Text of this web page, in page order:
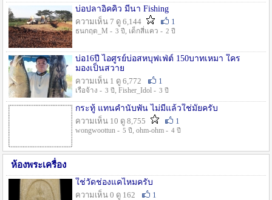
บ่อปลาอิคคิว มีนา Fishing
ความเห็น 7 ดู 6,144
1
ธนกฤต_M - 3 ปี , เด็กสี่แคว - 2 ปี
บ่อ16ปี ไอศูรย์บ่อสหบุฟเฟ่ต์ 150บาทเหมา ใคร
มองเป็นสวาย
ความเห็น 1 ดู 6,772
1
เรือจ้าง - 3 ปี , Fisher_Idol - 3 ปี
กระทู้ แทนคำนับพัน ไม่มีแล้วใช่มั๊ยครับ
ความเห็น 10 ดู 8,755
1
wongwoottun - 5 ปี , ohm-ohm - 4 ปี
ห้องพระเครื่อง
ใช่วัดช่องแคไหมครับ
ความเห็น 0 ดู 162
1